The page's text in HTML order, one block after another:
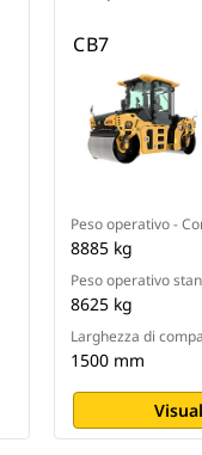
CB7
Peso operativo -
8885 kg
Peso operativo
8625 kg
Larghezza di
1500 mm